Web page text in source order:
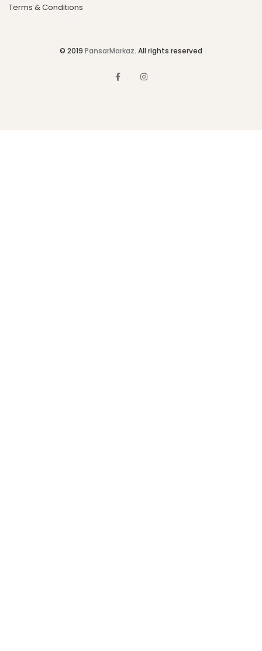
Terms & Conditions
© 2019 PansarMarkaz. All rights reserved